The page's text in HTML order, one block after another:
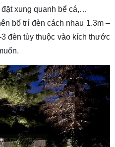
xung quanh bể cá,…
bố trí đèn cách nhau 1.3m –
đèn tùy thuộc vào kích thước